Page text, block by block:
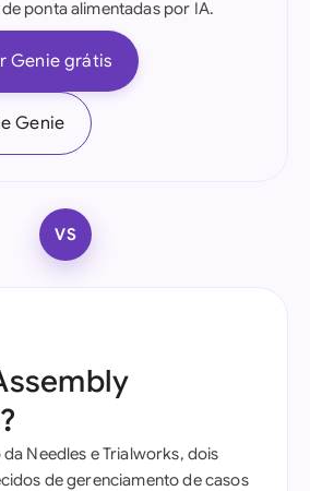
ponta alimentadas por IA.
Genie grátis
Genie
VS
Needles e Trialworks, dois
de gerenciamento de casos